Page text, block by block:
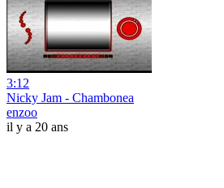
3:12
Nicky Jam - Chambonea
enzoo
il y a 20 ans